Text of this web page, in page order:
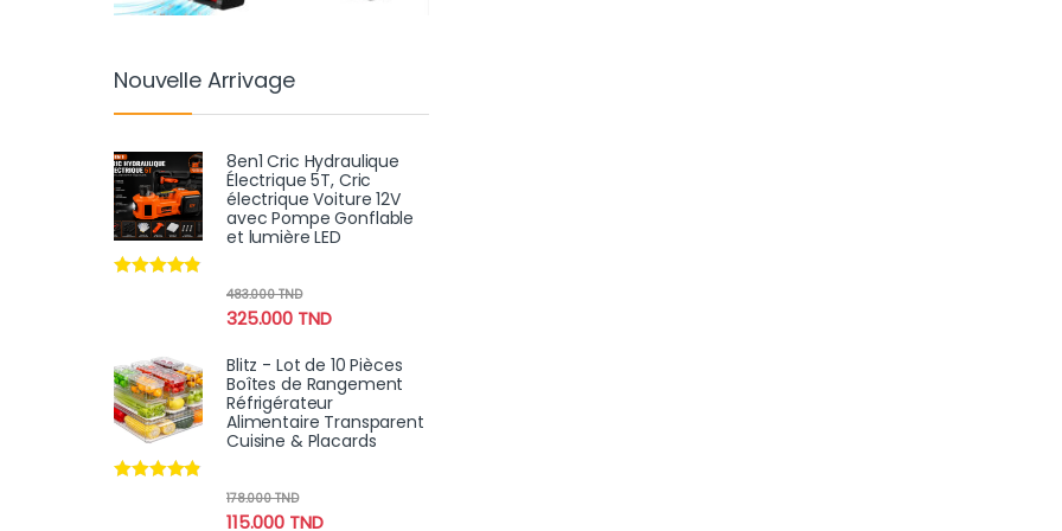
Nouvelle Arrivage
8en1 Cric Hydraulique
Électrique 5T, Cric
électrique Voiture 12V
avec Pompe Gonflable
et lumière LED
325.000 TND
483.000TND
Blitz - Lot de 10 Pièces
Boîtes de Rangement
Réfrigérateur
Alimentaire Transparent
Cuisine & Placards
115.000 TND
178.000TND